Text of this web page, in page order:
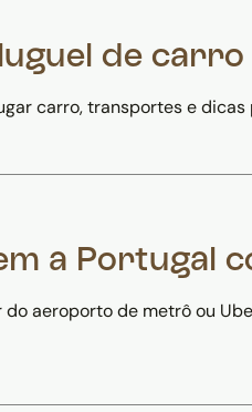
de carro
carro, transportes e dicas
a Portugal
aeroporto de metrô ou